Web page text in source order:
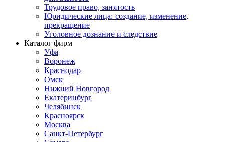
Трудовое право, занятость
Юридические лица: создание, изменение,
прекращение
Уголовное дознание и следствие
Каталог фирм
Уфа
Воронеж
Краснодар
Омск
Нижний Новгород
Екатеринбург
Челябинск
Красноярск
Москва
Санкт-Петербург